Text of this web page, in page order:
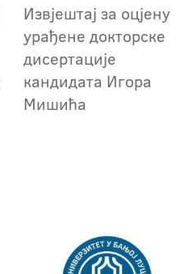
Извјештај за оцјену
урађене докторске
дисертације
кандидата Игора
Мишића